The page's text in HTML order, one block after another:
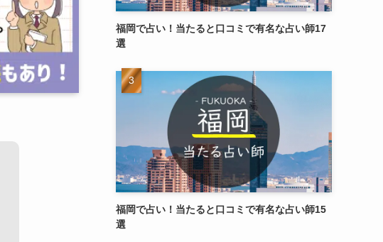
福岡で占い！当たると口コミで有名な占い師17
選
福岡で占い！当たると口コミで有名な占い師15
選